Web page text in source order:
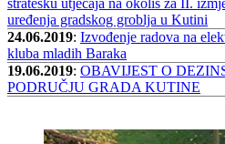
stratešku utjecaja na okoliš za II.
uređenja gradskog groblja u Kutini
24.06.2019: Izvođenje radova na
kluba mladih Baraka
19.06.2019: OBAVIJEST O
PODRUČJU GRADA KUTINE